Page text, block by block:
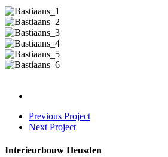
Previous Project
Next Project
Interieurbouw Heusden